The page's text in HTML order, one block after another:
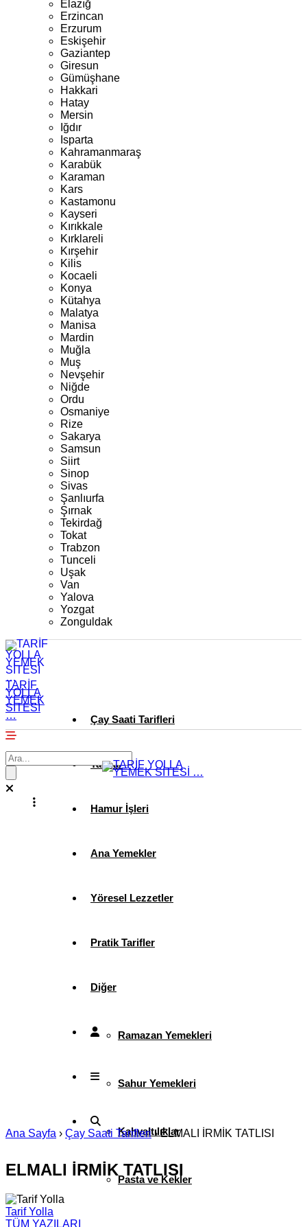
Elazığ
Erzincan
Erzurum
Eskişehir
Gaziantep
Giresun
Gümüşhane
Hakkari
Hatay
Mersin
Iğdır
Isparta
Kahramanmaraş
Karabük
Karaman
Kars
Kastamonu
Kayseri
Kırıkkale
Kırklareli
Kırşehir
Kilis
Kocaeli
Konya
Kütahya
Malatya
Manisa
Mardin
Muğla
Muş
Nevşehir
Niğde
Ordu
Osmaniye
Rize
Sakarya
Samsun
Siirt
Sinop
Sivas
Şanlıurfa
Şırnak
Tekirdağ
Tokat
Trabzon
Tunceli
Uşak
Van
Yalova
Yozgat
Zonguldak
TARİF
YOLLA
YEMEK
SİTESİ
… Çay Saati Tarifleri
Tatlılar
Hamur İşleri
Ana Yemekler
Yöresel Lezzetler
Pratik Tarifler
Diğer
Ramazan Yemekleri
Sahur Yemekleri
Kahvaltılıklar
Pasta ve Kekler
Ana Sayfa › Çay Saati Tarifleri›ELMALI İRMİK TATLISI
ELMALI İRMİK TATLISI
Tarif Yolla
TÜM YAZILARI